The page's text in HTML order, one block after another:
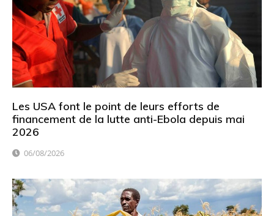
Les USA font le point de leurs efforts de
financement de la lutte anti-Ebola depuis mai
2026
06/08/2026